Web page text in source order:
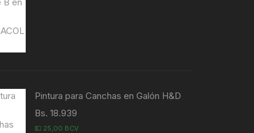
Pintura para Canchas en Galón H&D
Bs. 18.939
💵 25,00 BCV